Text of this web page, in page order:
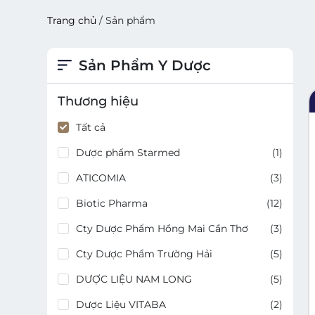
Trang chủ /Sản phẩm
Sản Phẩm Y Dược
Thương hiệu
Tất cả
Dược phẩm Starmed
(1)
ATICOMIA
(3)
Biotic Pharma
(12)
Cty Dược Phẩm Hồng Mai Cần Thơ
(3)
Cty Dược Phẩm Trường Hải
(5)
DƯỢC LIỆU NAM LONG
(5)
Dược Liệu VITABA
(2)